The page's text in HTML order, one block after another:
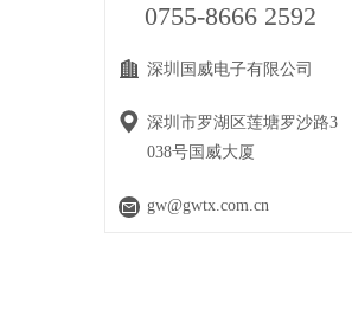
0755-8666 2592
深圳国威电子有限公司
深圳市罗湖区莲塘罗沙路3
038号国威大厦
gw@gwtx.com.cn